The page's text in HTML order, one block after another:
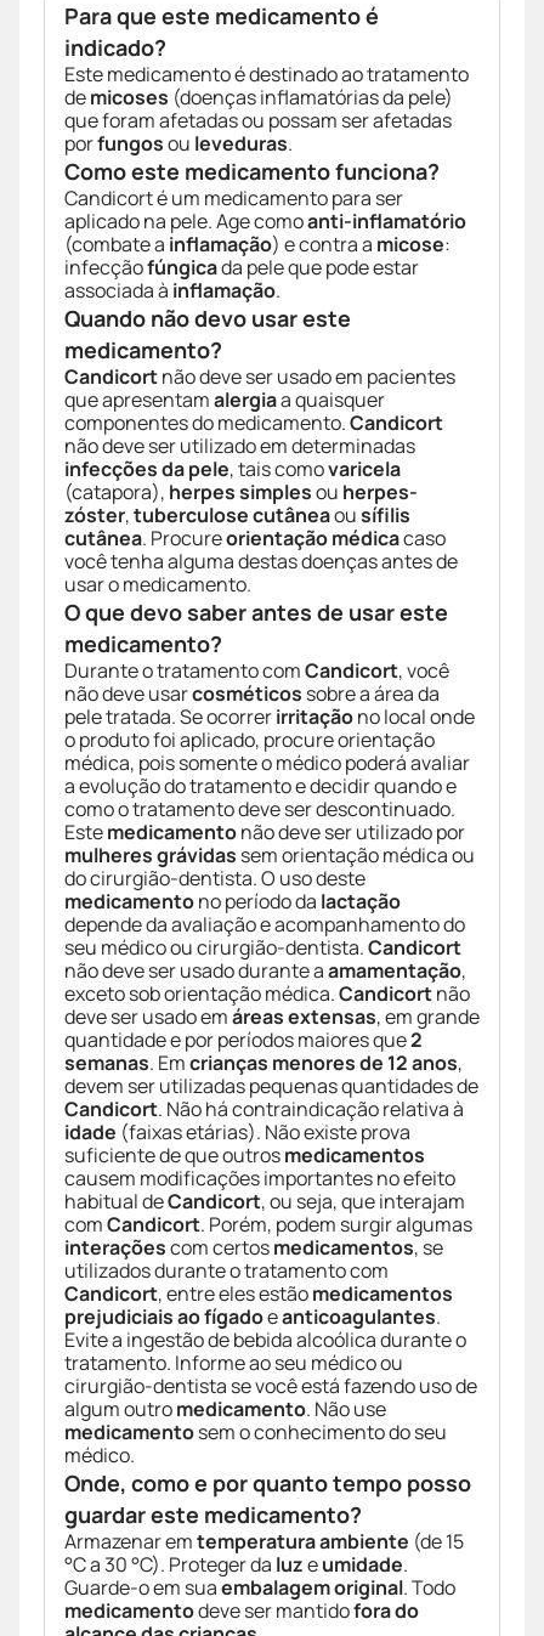
Para que este medicamento é
indicado?
Este medicamento é destinado ao tratamento
demicoses (doenças inflamatórias da pele)
que foram afetadas ou possam ser afetadas
porfungosou leveduras.
Como este medicamento funciona?
Candicort é um medicamento para ser
aplicado na pele. Age comoanti-inflamatório
(combate a inflamação) e contra a micose:
infecçãofúngicada pele que pode estar
associada à inflamação.
Quando não devo usar este
medicamento?
Candicortnão deve ser usado em pacientes
que apresentamalergiaa quaisquer
componentes do medicamento.Candicort
não deve ser utilizado em determinadas
infecções da pele, tais comovaricela
(catapora), herpes simplesou herpes-
zóster,tuberculose cutâneaousífilis
cutânea. Procureorientação médicacaso
você tenha alguma destas doenças antes de
usar o medicamento.
O que devo saber antes de usar este
medicamento?
Durante o tratamento comCandicort, você
não deve usarcosméticos sobre a área da
pele tratada. Se ocorrerirritaçãono local onde
o produto foi aplicado, procure orientação
médica, pois somente o médico poderá avaliar
a evolução do tratamento e decidir quando e
como o tratamento deve ser descontinuado.
Estemedicamentonão deve ser utilizado por
mulheres grávidas sem orientação médica ou
do cirurgião-dentista. O uso deste
medicamentono período da lactação
depende da avaliação e acompanhamento do
seu médico ou cirurgião-dentista.Candicort
não deve ser usado durante aamamentação,
exceto sob orientação médica.Candicortnão
deve ser usado emáreas extensas, em grande
quantidade e por períodos maiores que2
semanas. Emcrianças menores de 12 anos,
devem ser utilizadas pequenas quantidades de
Candicort. Não há contraindicação relativa à
idade (faixas etárias). Não existe prova
suficiente de que outrosmedicamentos
causem modificações importantes no efeito
habitual deCandicort, ou seja, que interajam
comCandicort. Porém, podem surgir algumas
interaçõescom certosmedicamentos, se
utilizados durante o tratamento com
Candicort, entre eles estãomedicamentos
prejudiciais ao fígadoeanticoagulantes.
Evite a ingestão de bebida alcoólica durante o
tratamento. Informe ao seu médico ou
cirurgião-dentista se você está fazendo uso de
algum outromedicamento. Não use
medicamentosem o conhecimento do seu
médico.
Onde, como e por quanto tempo posso
guardar este medicamento?
Armazenar emtemperatura ambiente (de 15
°C a 30 °C). Proteger da luzeumidade.
Guarde-o em suaembalagem original. Todo
medicamentodeve ser mantidofora do